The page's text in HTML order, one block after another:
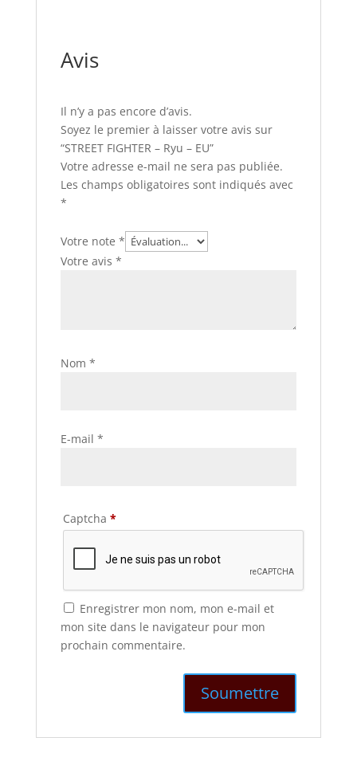
Avis
Il n’y a pas encore d’avis.
Soyez le premier à laisser votre avis sur
“STREET FIGHTER – Ryu – EU”
Votre adresse e-mail ne sera pas publiée.
Les champs obligatoires sont indiqués avec
*
Votre note *
Votre avis *
Nom *
E-mail *
Captcha *
Enregistrer mon nom, mon e-mail et
mon site dans le navigateur pour mon
prochain commentaire.